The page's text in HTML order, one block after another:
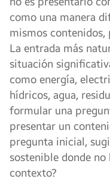
como una manera
mismos
La entrada más
situación
como energía,
hídricos, agua,
formular una
presentar un
pregunta inicial,
sostenible donde no
contexto?